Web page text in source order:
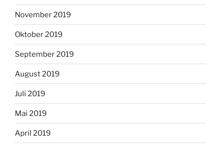
November 2019
Oktober 2019
September 2019
August 2019
Juli 2019
Mai 2019
April 2019